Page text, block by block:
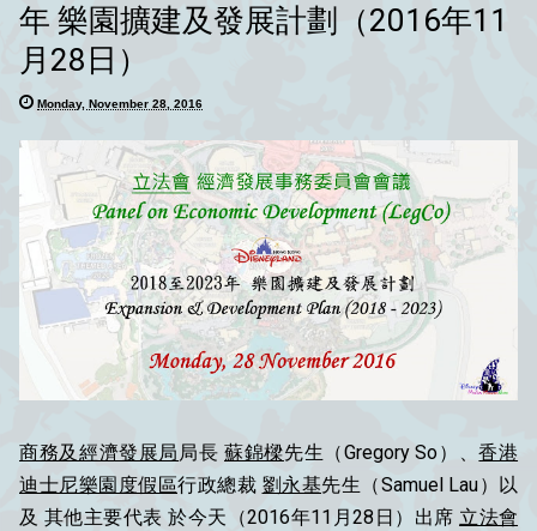
年 樂園擴建及發展計劃（2016年11
月28日）
Monday, November 28, 2016
商務及經濟發展局 局長蘇錦樑先生（Gregory So）、香港
迪士尼樂園度假區行政總裁 劉永基先生（Samuel Lau）以
及 其他主要代表 於今天（2016年11月28日）出席 立法會